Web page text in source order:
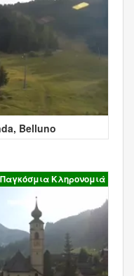
Belluno
Παγκόσμια Κληρονομιά